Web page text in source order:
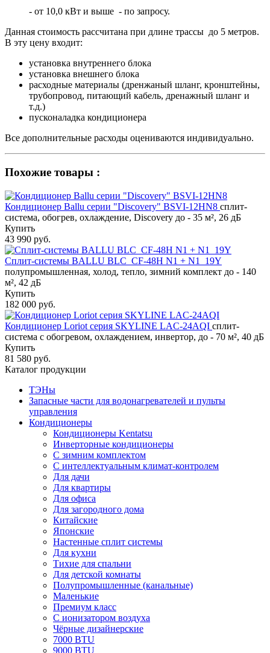
- от 10,0 кВт и выше - по запросу.
Данная стоимость рассчитана при длине трассы до 5 метров.
В эту цену входит:
установка внутреннего блока
установка внешнего блока
расходные материалы (дренжаный шланг, кронштейны,
трубопровод, питающий кабель, дренажный шланг и
т.д.)
пусконаладка кондиционера
Все дополнительные расходы оцениваются индивидуально.
Похожие товары :
Кондиционер Ballu серии "Discovery" BSVI-12HN8 сплит-
система, обогрев, охлаждение, Discovery до - 35 м², 26 дБ
Купить
43 990 руб.
Сплит-системы BALLU BLC_CF-48H N1 + N1_19Y
полупромышленная, холод, тепло, зимний комплект до - 140
м², 42 дБ
Купить
182 000 руб.
Кондиционер Loriot cерия SKYLINE LAC-24AQI сплит-
система с обогревом, охлаждением, инвертор, до - 70 м², 40 дБ
Купить
81 580 руб.
Каталог продукции
ТЭНы
Запасные части для водонагревателей и пульты
управления
Кондиционеры
Кондиционеры Kentatsu
Инверторные кондиционеры
С зимним комплектом
С интеллектуальным климат-контролем
Для дачи
Для квартиры
Для офиса
Для загородного дома
Китайские
Японские
Настенные сплит системы
Для кухни
Тихие для спальни
Для детской комнаты
Полупромышленные (канальные)
Маленькие
Премиум класс
C ионизатором воздуха
Чёрные дизайнерские
7000 BTU
9000 BTU